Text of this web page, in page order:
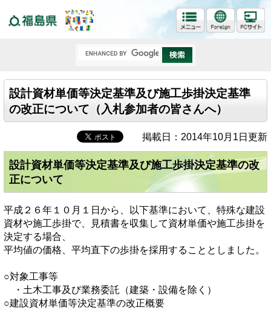
設計資材単価等決定基準及び施工歩掛決定基準
の改正について（入札参加者の皆さんへ）
掲載日：2014年10月1日更新
設計資材単価等決定基準及び施工歩掛決定基準の改
正について
平成２６年１０月１日から、以下基準において、特殊な建設
資材や施工歩掛で、見積書を収集して資材単価や施工歩掛を
決定する場合、
平均値の価格、平均直下の歩掛を採用することとしました。
○対象工事等
・土木工事及び業務委託（建築・設備を除く）
○建設資材単価等決定基準の改正概要